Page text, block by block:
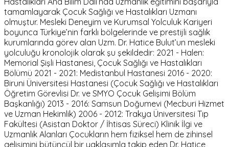
tamamlayarak Çocuk Sağlığı ve Hastalıkları Uzmanı
olmuştur. Mesleki Deneyim ve Kurumsal Yolculuk Kariyeri
boyunca Türkiye’nin farklı bölgelerinde ve prestijli sağlık
kurumlarında görev alan Uzm. Dr. Hatice Bulut’un mesleki
yolculuğu kronolojik olarak şu şekildedir: 2021 - Halen:
Memorial Şişli Hastanesi, Çocuk Sağlığı ve Hastalıkları
Bölümü 2021 - 2021: Medistanbul Hastanesi 2016 - 2020:
Biruni Üniversitesi Hastanesi (Çocuk Sağlığı ve Hastalıkları
Öğretim Görevlisi Dr. ve SMYO Çocuk Gelişimi Bölüm
Başkanlığı) 2013 - 2016: Samsun Doğumevi (Mecburi Hizmet
ve Uzman Hekimlik) 2006 - 2012: Trakya Üniversitesi Tıp
Fakültesi (Asistan Doktor / İhtisas Süreci) Klinik İlgi ve
Uzmanlık Alanları Çocukların hem fiziksel hem de zihinsel
gelişimini bütüncül bir yaklaşımla takip eden Dr. Hatice